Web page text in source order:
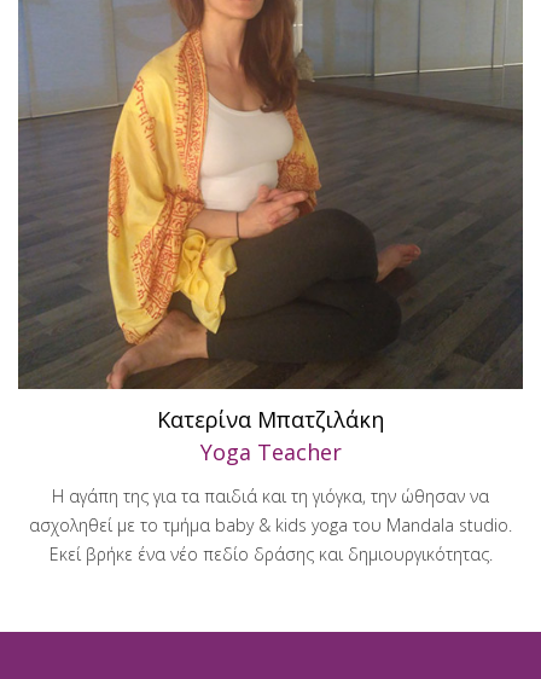
Κατερίνα Μπατζιλάκη
Yoga Teacher
Η αγάπη της για τα παιδιά και τη γιόγκα, την ώθησαν να
ασχοληθεί με το τμήμα baby & kids yoga του Mandala studio.
Εκεί βρήκε ένα νέο πεδίο δράσης και δημιουργικότητας.